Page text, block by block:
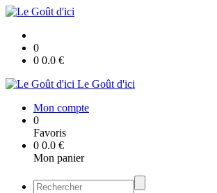
0
0 0.0 €
Le Goût d'ici
Mon compte
0
Favoris
0 0.0 €
Mon panier